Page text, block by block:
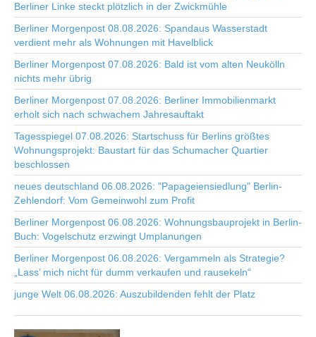
Berliner Linke steckt plötzlich in der Zwickmühle
Berliner Morgenpost 08.08.2026: Spandaus Wasserstadt
verdient mehr als Wohnungen mit Havelblick
Berliner Morgenpost 07.08.2026: Bald ist vom alten Neukölln
nichts mehr übrig
Berliner Morgenpost 07.08.2026: Berliner Immobilienmarkt
erholt sich nach schwachem Jahresauftakt
Tagesspiegel 07.08.2026: Startschuss für Berlins größtes
Wohnungsprojekt: Baustart für das Schumacher Quartier
beschlossen
neues deutschland 06.08.2026: "Papageiensiedlung" Berlin-
Zehlendorf: Vom Gemeinwohl zum Profit
Berliner Morgenpost 06.08.2026: Wohnungsbauprojekt in Berlin-
Buch: Vogelschutz erzwingt Umplanungen
Berliner Morgenpost 06.08.2026: Vergammeln als Strategie?
„Lass’ mich nicht für dumm verkaufen und rausekeln“
junge Welt 06.08.2026: Auszubildenden fehlt der Platz